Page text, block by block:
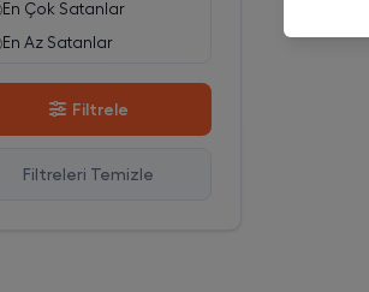
En Çok Satanlar
En Az Satanlar
Stok Artan
En Çok Favorilenen
Filtrele
Filtreleri Temizle